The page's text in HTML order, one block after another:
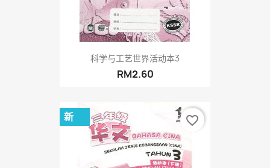
科学与工艺世界活动本3
RM2.60
新 favorite_border